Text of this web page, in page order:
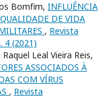
Bomfim, INFLUÊNCIA
DE VIDA
, Revista
4 (2021)
Leal Vieira Reis,
ASSOCIADOS À
COM VÍRUS
, Revista